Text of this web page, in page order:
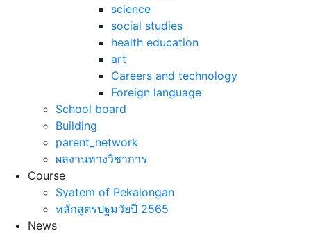
science
social studies
health education
art
Careers and technology
Foreign language
School board
Building
parent_network
ผลงานทางวิชาการ
Course
Syatem of Pekalongan
หลักสูตรปฐมวัยปี 2565
News